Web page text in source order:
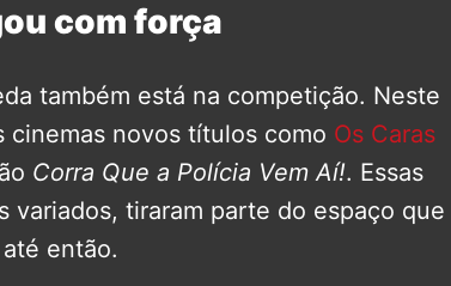
com força
também está na competição. Neste
cinemas novos títulos como Os Caras
Corra Que a Polícia Vem Aí!. Essas
variados, tiraram parte do espaço que
então.